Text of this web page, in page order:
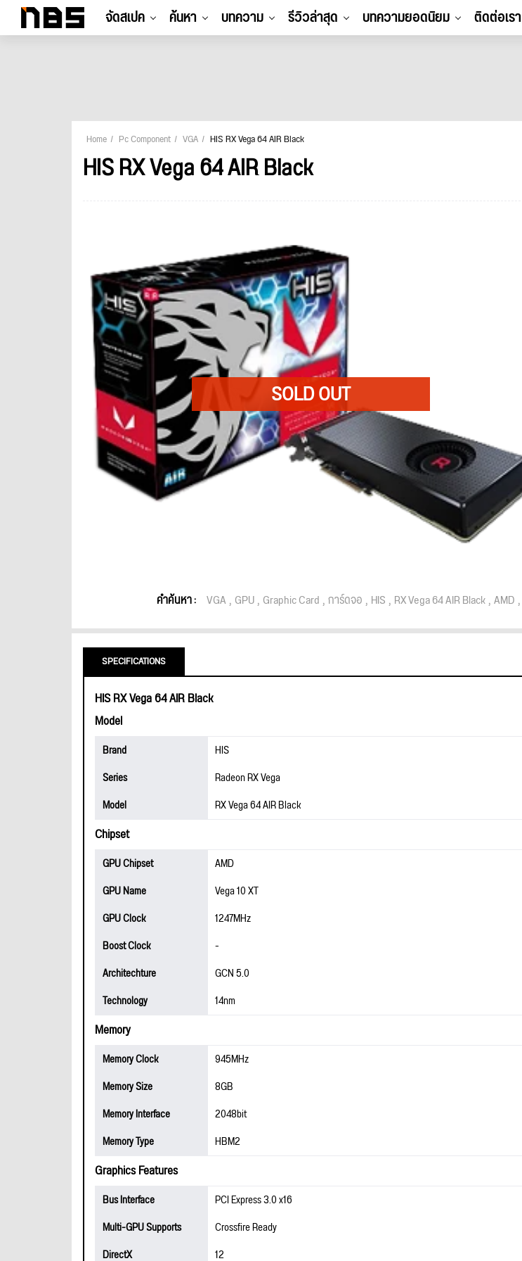
จัดสเปค ค้นหา บทความ รีวิวล่าสุด บทความยอดนิยม ติดต่อเรา
Home Pc Component VGA HIS RX Vega 64 AIR Black
HIS RX Vega 64 AIR Black
คำค้นหา : VGA GPU Graphic Card การ์ดจอ HIS RX Vega 64 AIR Black AMD
SPECIFICATIONS
HIS RX Vega 64 AIR Black
Model
Brand
HIS
Series
Radeon RX Vega
Model
RX Vega 64 AIR Black
Chipset
GPU Chipset
AMD
GPU Name
Vega 10 XT
GPU Clock
1247MHz
Boost Clock
-
Architechture
GCN 5.0
Technology
14nm
Memory
Memory Clock
945MHz
Memory Size
8GB
Memory Interface
2048bit
Memory Type
HBM2
Graphics Features
Bus Interface
PCI Express 3.0 x16
Multi-GPU Supports
Crossfire Ready
DirectX
12